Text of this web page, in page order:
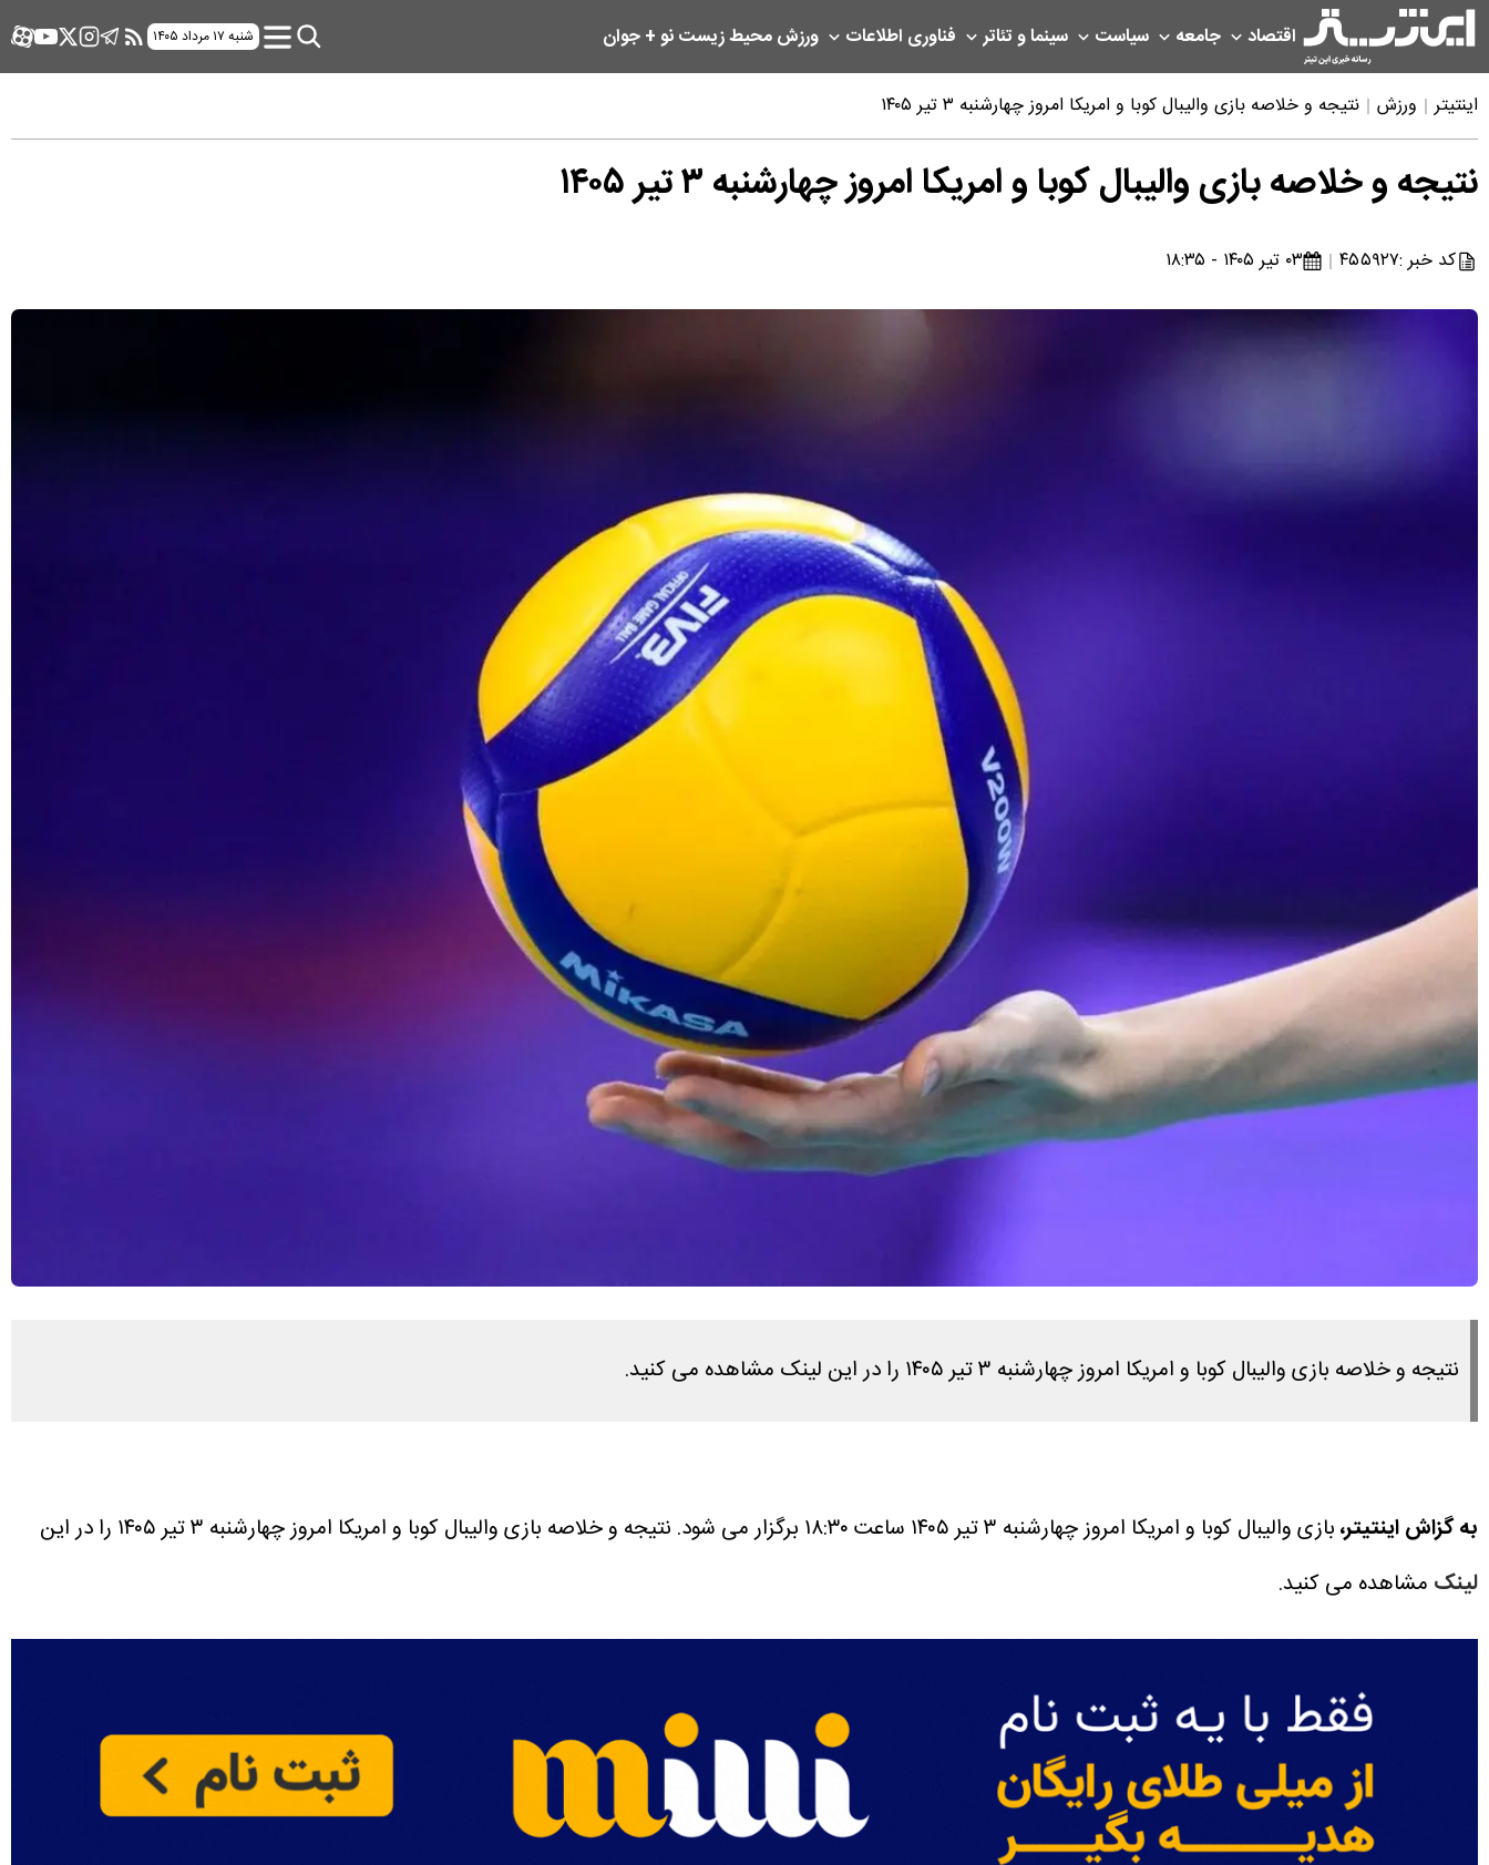
اقتصاد جامعه سیاست سینما و تئاتر فناوری اطلاعات ورزشمحیط زیستنو + جوان شنبه ۱۷ مرداد ۱۴۰۵
اینتیتر ورزش نتیجه و خلاصه بازی والیبال کوبا و امریکا امروز چهارشنبه ۳ تیر ۱۴۰۵
نتیجه و خلاصه بازی والیبال کوبا و امریکا امروز چهارشنبه ۳ تیر ۱۴۰۵
کد خبر :۴۵۵۹۲۷ ۰۳ تیر ۱۴۰۵ - ۱۸:۳۵
نتیجه و خلاصه بازی والیبال کوبا و امریکا امروز چهارشنبه ۳ تیر ۱۴۰۵ را در این لینک مشاهده می کنید.
به گزاش اینتیتر،بازی والیبال کوبا و امریکا امروز چهارشنبه ۳ تیر ۱۴۰۵ ساعت ۱۸:۳۰ برگزار می شود.
نتیجه و خلاصه بازی والیبال کوبا و امریکا امروز چهارشنبه ۳ تیر ۱۴۰۵ را در این
لینک مشاهده می کنید.